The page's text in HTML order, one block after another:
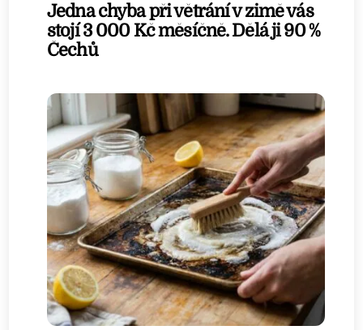
Jedna chyba při větrání v zimě vás
stojí 3 000 Kč měsíčně. Dělá ji 90 %
Čechů